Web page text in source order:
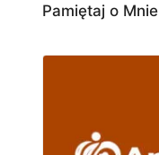
Pamiętaj o Mnie